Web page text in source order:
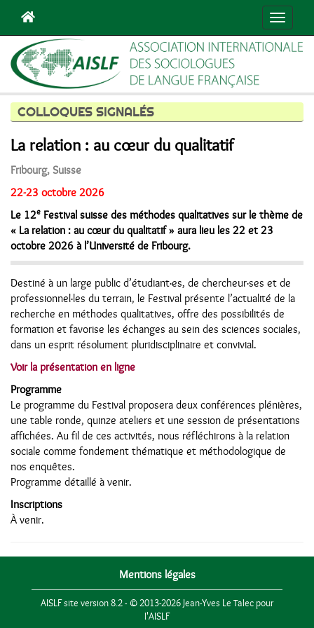
COLLOQUES SIGNALÉS
La relation : au cœur du qualitatif
Fribourg, Suisse
22-23 octobre 2026
Le 12e Festival suisse des méthodes qualitatives sur le thème de
« La relation : au cœur du qualitatif » aura lieu les 22 et 23
octobre 2026 à l’Université de Fribourg.
Destiné à un large public d’étudiant·es, de chercheur·ses et de
professionnel·les du terrain, le Festival présente l’actualité de la
recherche en méthodes qualitatives, offre des possibilités de
formation et favorise les échanges au sein des sciences sociales,
dans un esprit résolument pluridisciplinaire et convivial.
Voir la présentation en ligne
Programme
Le programme du Festival proposera deux conférences plénières,
une table ronde, quinze ateliers et une session de présentations
affichées. Au fil de ces activités, nous réfléchirons à la relation
sociale comme fondement thématique et méthodologique de
nos enquêtes.
Programme détaillé à venir.
Inscriptions
À venir.
Mentions légales
AISLF site version 8.2 - © 2013-2026 Jean-Yves Le Talec pour
l'AISLF